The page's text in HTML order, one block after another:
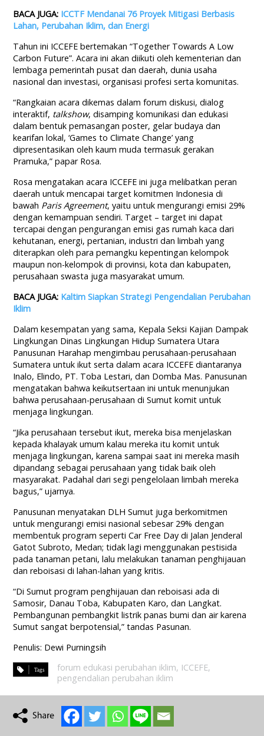
BACA JUGA: ICCTF Mendanai 76 Proyek Mitigasi Berbasis
Lahan, Perubahan Iklim, dan Energi
Tahun ini ICCEFE bertemakan “Together Towards A Low
Carbon Future”. Acara ini akan diikuti oleh kementerian dan
lembaga pemerintah pusat dan daerah, dunia usaha
nasional dan investasi, organisasi profesi serta komunitas.
“Rangkaian acara dikemas dalam forum diskusi, dialog
interaktif, talkshow, disamping komunikasi dan edukasi
dalam bentuk pemasangan poster, gelar budaya dan
kearifan lokal, ‘Games to Climate Change’ yang
dipresentasikan oleh kaum muda termasuk gerakan
Pramuka,” papar Rosa.
Rosa mengatakan acara ICCEFE ini juga melibatkan peran
daerah untuk mencapai target komitmen Indonesia di
bawah Paris Agreement, yaitu untuk mengurangi emisi 29%
dengan kemampuan sendiri. Target – target ini dapat
tercapai dengan pengurangan emisi gas rumah kaca dari
kehutanan, energi, pertanian, industri dan limbah yang
diterapkan oleh para pemangku kepentingan kelompok
maupun non-kelompok di provinsi, kota dan kabupaten,
perusahaan swasta juga masyarakat umum.
BACA JUGA: Kaltim Siapkan Strategi Pengendalian Perubahan
Iklim
Dalam kesempatan yang sama, Kepala Seksi Kajian Dampak
Lingkungan Dinas Lingkungan Hidup Sumatera Utara
Panusunan Harahap mengimbau perusahaan-perusahaan
Sumatera untuk ikut serta dalam acara ICCEFE diantaranya
Inalo, Elindo, PT. Toba Lestari, dan Domba Mas. Panusunan
mengatakan bahwa keikutsertaan ini untuk menunjukan
bahwa perusahaan-perusahaan di Sumut komit untuk
menjaga lingkungan.
“Jika perusahaan tersebut ikut, mereka bisa menjelaskan
kepada khalayak umum kalau mereka itu komit untuk
menjaga lingkungan, karena sampai saat ini mereka masih
dipandang sebagai perusahaan yang tidak baik oleh
masyarakat. Padahal dari segi pengelolaan limbah mereka
bagus,” ujarnya.
Panusunan menyatakan DLH Sumut juga berkomitmen
untuk mengurangi emisi nasional sebesar 29% dengan
membentuk program seperti Car Free Day di Jalan Jenderal
Gatot Subroto, Medan; tidak lagi menggunakan pestisida
pada tanaman petani, lalu melakukan tanaman penghijauan
dan reboisasi di lahan-lahan yang kritis.
“Di Sumut program penghijauan dan reboisasi ada di
Samosir, Danau Toba, Kabupaten Karo, dan Langkat.
Pembangunan pembangkit listrik panas bumi dan air karena
Sumut sangat berpotensial,” tandas Pasunan.
Penulis: Dewi Purningsih
forum edukasi perubahan iklim, ICCEFE,
pengendalian perubahan iklim